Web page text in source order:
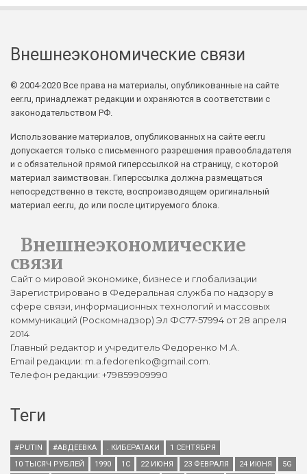
Внешнеэкономические связи
© 2004-2020 Все права на материалы, опубликованные на сайте
eer.ru, принадлежат редакции и охраняются в соответствии с
законодательством РФ.
Использование материалов, опубликованных на сайте eer.ru
допускается только с письменного разрешения правообладателя
и с обязательной прямой гиперссылкой на страницу, с которой
материал заимствован. Гиперссылка должна размещаться
непосредственно в тексте, воспроизводящем оригинальный
материал eer.ru, до или после цитируемого блока.
Внешнеэкономические
связи
Сайт о мировой экономике, бизнесе и глобализации
Зарегистрировано в Федеральная служба по надзору в
сфере связи, информационных технологий и массовых
коммуникаций (Роскомнадзор) Эл ФС77-57994 от 28 апреля
2014
Главный редактор и учредитель Федоренко М.А.
Email редакции: m.a.fedorenko@gmail.com.
Телефон редакции: +79859909990
Теги
#PUTIN #АВДЕЕВКА . КИБЕРАТАКИ
1 СЕНТЯБРЯ
10 ТЫСЯЧ РУБЛЕЙ
1990 1С 22 ИЮНЯ 23 ФЕВРАЛЯ 24 ИЮНЯ
5G